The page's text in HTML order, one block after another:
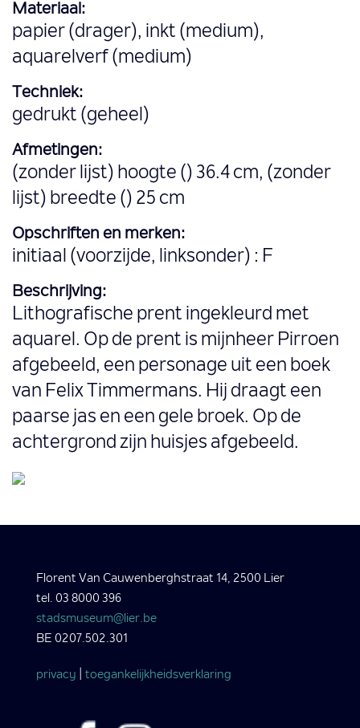
Materiaal:
papier (drager), inkt (medium),
aquarelverf (medium)
Techniek:
gedrukt (geheel)
Afmetingen:
(zonder lijst) hoogte () 36.4 cm, (zonder
lijst) breedte () 25 cm
Opschriften en merken:
initiaal (voorzijde, linksonder) : F
Beschrijving:
Lithografische prent ingekleurd met
aquarel. Op de prent is mijnheer Pirroen
afgebeeld, een personage uit een boek
van Felix Timmermans. Hij draagt een
paarse jas en een gele broek. Op de
achtergrond zijn huisjes afgebeeld.
Florent Van Cauwenberghstraat 14, 2500 Lier
tel. 03 8000 396
stadsmuseum@lier.be
BE 0207.502.301
privacy toegankelijkheidsverklaring